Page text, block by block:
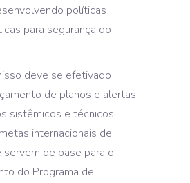
políticas
para segurança do
deve se efetivado
de planos e alertas
sistêmicos e técnicos,
internacionais de
servem de base para o
do Programa de